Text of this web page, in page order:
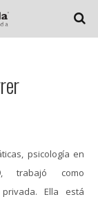
psicología en
trabajó como
Ella está